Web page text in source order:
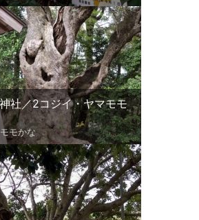
社／2コジイ・ヤマモモ
モかな